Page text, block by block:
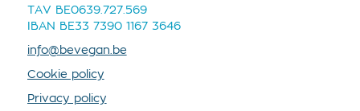
TAV BE0639.727.569
IBAN BE33 7390 1167 3646
info@bevegan.be
Cookie policy
Privacy policy